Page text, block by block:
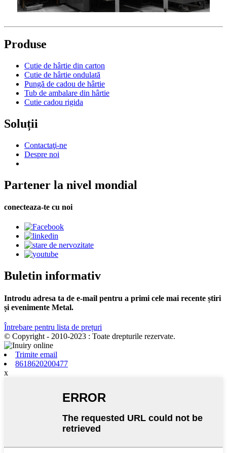
Produse
Cutie de hârtie din carton
Cutie de hârtie ondulată
Pungă de cadou de hârtie
Tub de ambalare din hârtie
Cutie cadou rigida
Soluții
Contactaţi-ne
Despre noi
Partener la nivel mondial
conecteaza-te cu noi
Buletin informativ
Introdu adresa ta de e-mail pentru a primi cele mai recente știri
și evenimente Metal.
Întrebare pentru lista de prețuri
© Copyright - 2010-2023 : Toate drepturile rezervate.
Trimite email
8618620200477
x